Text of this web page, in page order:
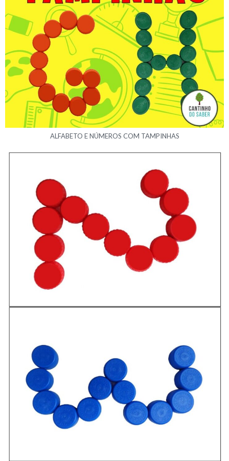
ALFABETO E NÚMEROS COM TAMPINHAS